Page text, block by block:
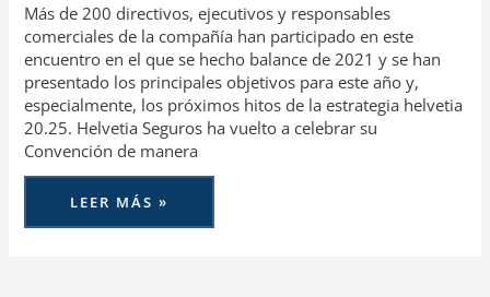
Más de 200 directivos, ejecutivos y responsables
comerciales de la compañía han participado en este
encuentro en el que se hecho balance de 2021 y se han
presentado los principales objetivos para este año y,
especialmente, los próximos hitos de la estrategia helvetia
20.25. Helvetia Seguros ha vuelto a celebrar su
Convención de manera
LEER MÁS »